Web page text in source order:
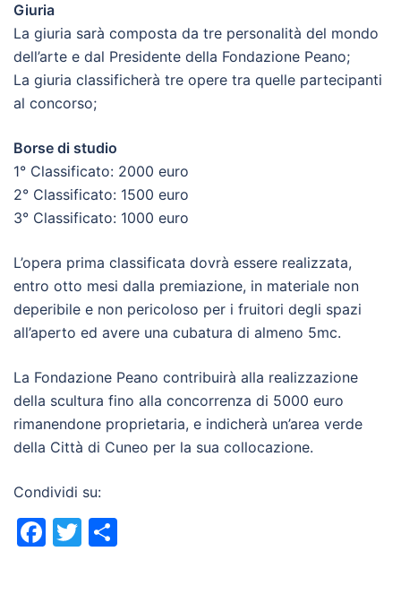
Giuria
La giuria sarà composta da tre personalità del mondo
dell’arte e dal Presidente della Fondazione Peano;
La giuria classificherà tre opere tra quelle partecipanti
al concorso;
Borse di studio
1° Classificato: 2000 euro
2° Classificato: 1500 euro
3° Classificato: 1000 euro
L’opera prima classificata dovrà essere realizzata,
entro otto mesi dalla premiazione, in materiale non
deperibile e non pericoloso per i fruitori degli spazi
all’aperto ed avere una cubatura di almeno 5mc.
La Fondazione Peano contribuirà alla realizzazione
della scultura fino alla concorrenza di 5000 euro
rimanendone proprietaria, e indicherà un’area verde
della Città di Cuneo per la sua collocazione.
Condividi su:
Facebook
Twitter